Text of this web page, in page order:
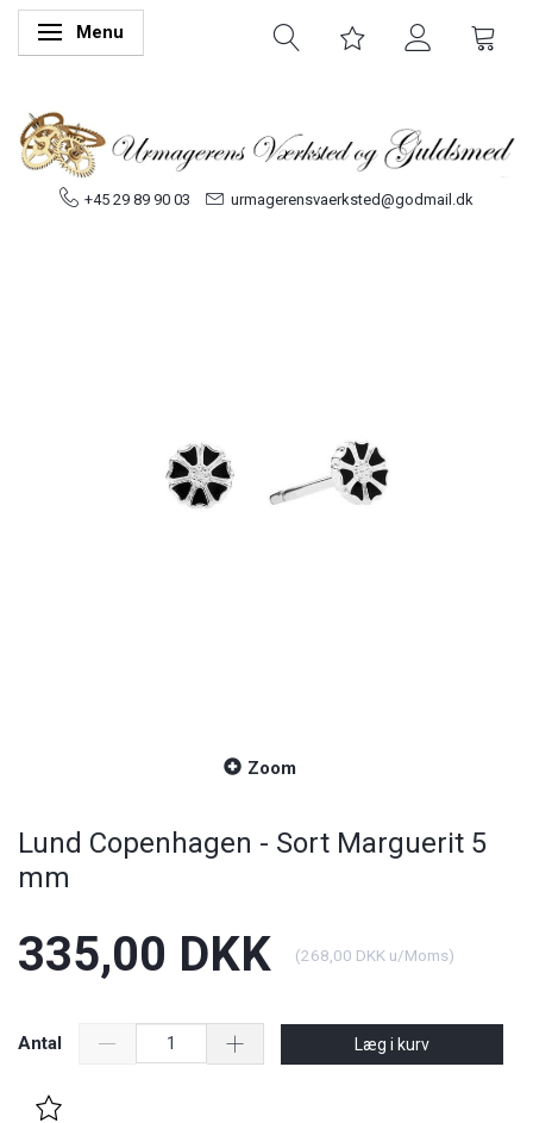
Skifte navigation
Menu
+45 29 89 90 03 urmagerensvaerksted@godmail.dk
Zoom
Lund Copenhagen - Sort Marguerit 5
mm
335,00 DKK (268,00 DKK u/Moms)
Antal Læg i kurv